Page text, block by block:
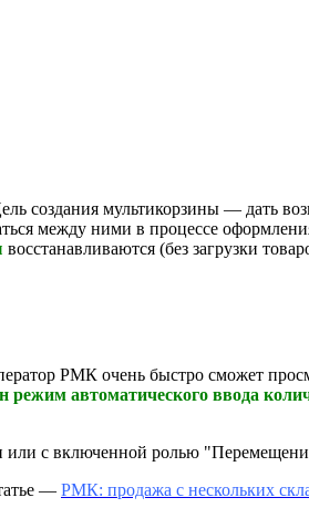
создания мультикорзины — дать
между ними в процессе
восстанавливаются (без загрузки
РМК очень быстро сможет
режим автоматического ввода
или с включенной ролью
— РМК: продажа с нескольких